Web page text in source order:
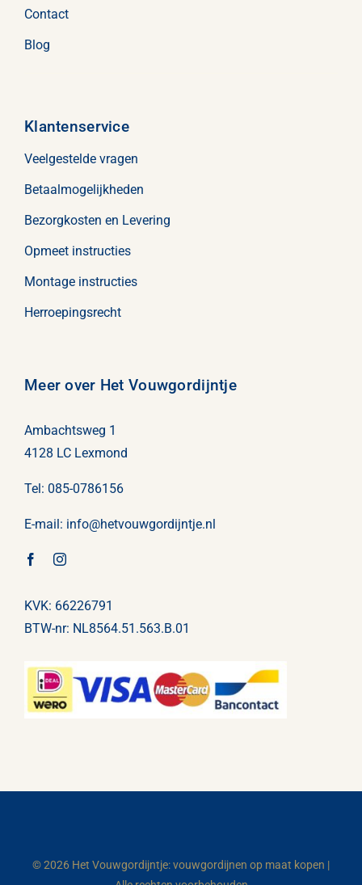
Contact
Blog
Klantenservice
Veelgestelde vragen
Betaalmogelijkheden
Bezorgkosten en Levering
Opmeet instructies
Montage instructies
Herroepingsrecht
Meer over Het Vouwgordijntje
Ambachtsweg 1
4128 LC Lexmond
Tel: 085-0786156
E-mail: info@hetvouwgordijntje.nl
KVK: 66226791
BTW-nr: NL8564.51.563.B.01
© 2026 Het Vouwgordijntje: vouwgordijnen op maat kopen |